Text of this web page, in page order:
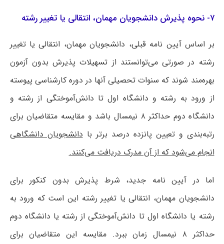
۷- نحوه پذیرش دانشجویان مهمان، انتقالی یا تغییر رشته
بر اساس آیین نامه قبلی، دانشجویان مهمان، انتقالی یا تغییر
رشته در صورتی می‌توانستند از تسهیلات پذیرش بدون آزمون
بهره‌مند شوند که سنوات تحصیلی آنها در دوره کارشناسی پیوسته
از ورود به رشته و دانشگاه اول تا دانش‌آموختگی از رشته و
دانشگاه دوم حداکثر ۸ نیمسال باشد و مقایسه متقاضیان برای
رتبه‌بندی و تعیین پانزده درصد برتر بادانشجویان دانشگاهی
انجام می‌شود که از آن مدرک دریافت می‌کنند.
اما در آیین نامه جدید، شرط پذیرش بدون کنکور برای
دانشجویان مهمان، انتقالی یا تغییر رشته این است که ورود به
رشته یا دانشگاه اول تا دانش‌آموختگی از رشته یا دانشگاه دوم
حداکثر ۸ نیمسال زمان ببرد. مقایسه این متقاضیان برای